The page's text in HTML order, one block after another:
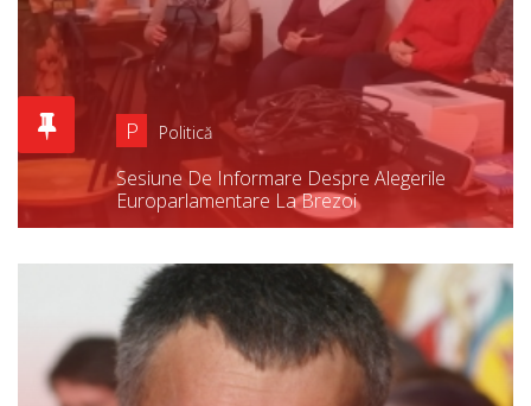
P Politică
Sesiune De Informare Despre Alegerile
Europarlamentare La Brezoi